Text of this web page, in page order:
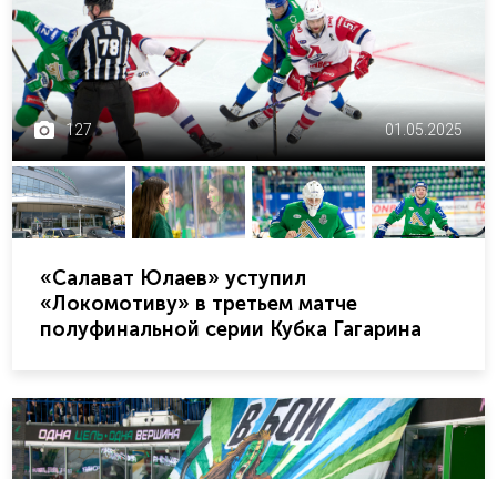
127 01.05.2025
«Салават Юлаев» уступил
«Локомотиву» в третьем матче
полуфинальной серии Кубка Гагарина